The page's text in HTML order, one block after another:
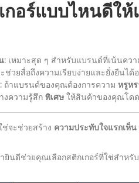
กอร์แบบไหนดีใ
: เหมาะสุด ๆ สำหรับแบรนด์ที่เน้นควา
ช่วยสื่อถึงความเรียบง่ายและยั่งยืนได้
ถ้าแบรนด์ของคุณต้องการความ หรูห
งความรู้สึก พิเศษ ให้สินค้าของคุณโด
ช่จะช่วยสร้าง ความประทับใจแรกเห็น
ายินดีช่วยคุณเลือกสติกเกอร์ที่ใช่สำห